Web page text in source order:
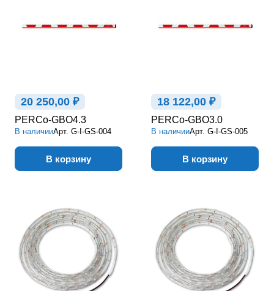
20 250,00 ₽
PERCo-GBO4.3
В наличииАрт. G-I-GS-004
В корзину
18 122,00 ₽
PERCo-GBO3.0
В наличииАрт. G-I-GS-005
В корзину